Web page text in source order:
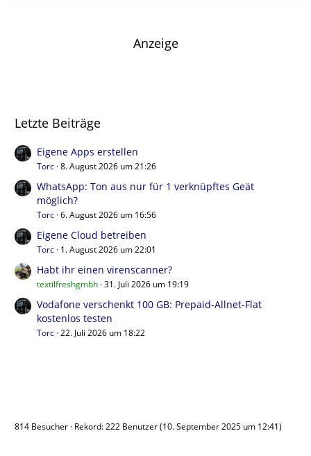
Anzeige
Letzte Beiträge
Eigene Apps erstellen
Torc 8. August 2026 um 21:26
WhatsApp: Ton aus nur für 1 verknüpftes Geät
möglich?
Torc 6. August 2026 um 16:56
Eigene Cloud betreiben
Torc 1. August 2026 um 22:01
Habt ihr einen virenscanner?
textilfreshgmbh 31. Juli 2026 um 19:19
Vodafone verschenkt 100 GB: Prepaid-Allnet-Flat
kostenlos testen
Torc 22. Juli 2026 um 18:22
814 Besucher Rekord: 222 Benutzer (10. September 2025 um 12:41)